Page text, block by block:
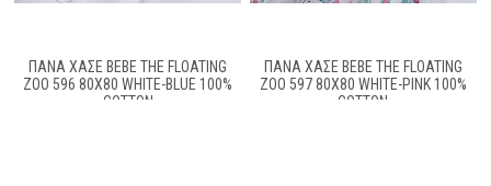
ΠΆΝΑ ΧΑΣΈ BEBE THE FLOATING
ZOO 596 80X80 WHITE-BLUE 100%
COTTON
ΠΆΝΑ ΧΑΣΈ BEBE THE FLOATING
ZOO 597 80X80 WHITE-PINK 100%
COTTON